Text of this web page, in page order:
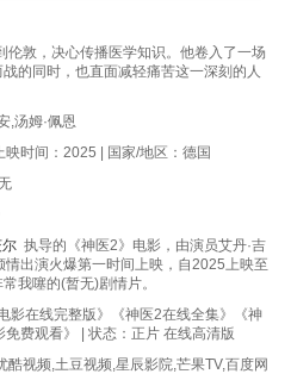
伦敦，决心传播医学知识。他卷入了一场
的同时，也直面减轻痛苦这一深刻的人
,汤姆·佩恩
映时间：2025 | 国家/地区：德国
尔 执导的《神医2》电影，由演员艾丹·吉
情出演火爆第一时间上映，自2025上映至
我噻的(暂无)剧情片。
影在线完整版》《神医2在线全集》《神
费观看》 | 状态：正片 在线高清版
视频,土豆视频,星辰影院,芒果TV,百度网